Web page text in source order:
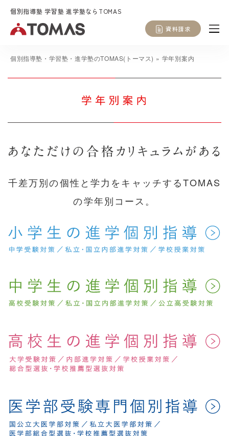
個別指導塾 学習塾 進学塾ならTOMAS
資料請求
個別指導塾・学習塾・進学塾のTOMAS(トーマス) » 学年別案内
千差万別の個性と学力をキャッチするTOMAS
の学年別コース。